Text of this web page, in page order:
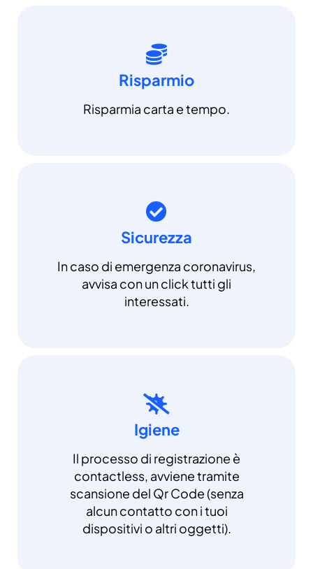
Risparmio
Risparmia carta e tempo.
Sicurezza
In caso di emergenza coronavirus,
avvisa con un click tutti gli
interessati.
Igiene
Il processo di registrazione è
contactless, avviene tramite
scansione del Qr Code (senza
alcun contatto con i tuoi
dispositivi o altri oggetti).